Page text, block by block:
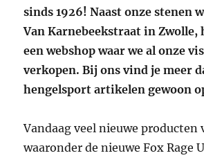
sinds 1926! Naast onze stenen
Van Karnebeekstraat in Zwolle,
een webshop waar we al onze
verkopen. Bij ons vind je meer
hengelsport artikelen gewoon
Vandaag veel nieuwe producten
waaronder de nieuwe Fox Rage